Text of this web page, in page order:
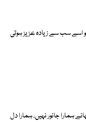
اسے سب سے زیادہ عزیز ہوتی
ہمارا جانور نہیں، ہمارا دل